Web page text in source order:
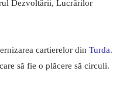
Dezvoltării, Lucrărilor
cartierelor din Turda.
să fie o plăcere să circuli.